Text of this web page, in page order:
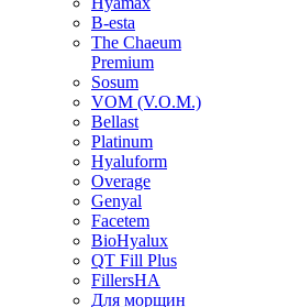
B-esta
The Chaeum
Premium
Sosum
VOM (V.O.M.)
Bellast
Platinum
Hyaluform
Overage
Genyal
Facetem
BioHyalux
QT Fill Plus
FillersHA
Для морщин